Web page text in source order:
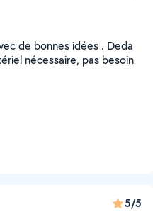
de bonnes idées . Deda
nécessaire, pas besoin
5/5